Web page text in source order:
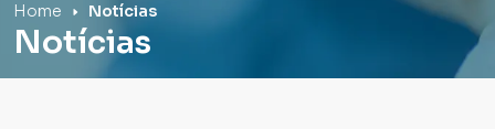
Home Notícias
Notícias